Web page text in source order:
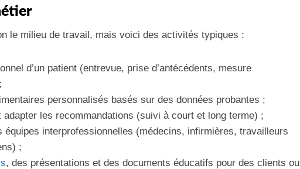
le milieu de travail, mais voici des activités typiques :
d’un patient (entrevue, prise d’antécédents, mesure
personnalisés basés sur des données probantes ;
adapter les recommandations (suivi à court et long terme) ;
équipes interprofessionnelles (médecins, infirmières, travailleurs
;
, des présentations et des documents éducatifs pour des clients ou